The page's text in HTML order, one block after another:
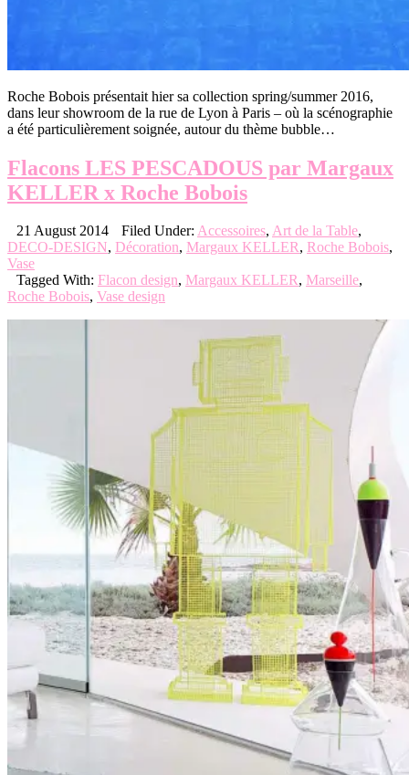
Roche Bobois présentait hier sa collection spring/summer 2016,
dans leur showroom de la rue de Lyon à Paris – où la scénographie
a été particulièrement soignée, autour du thème bubble…
Flacons LES PESCADOUS par Margaux
KELLER x Roche Bobois
21 August 2014 Filed Under: Accessoires, Art de la Table,
DECO-DESIGN, Décoration, Margaux KELLER, Roche Bobois,
Vase
Tagged With: Flacon design, Margaux KELLER, Marseille,
Roche Bobois, Vase design